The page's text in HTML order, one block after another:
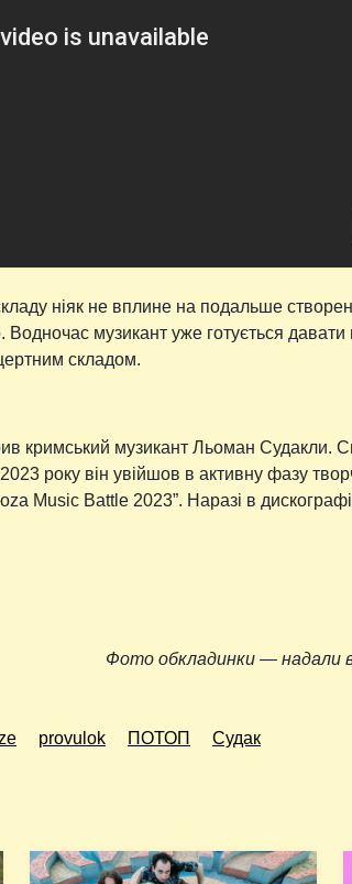
ніяк не вплине на подальше
Водночас музикант уже готується давати
складом.
кримський музикант Льоман Судакли.
року він увійшов в активну фазу
Music Battle 2023”. Наразі в
Фото обкладинки — надали
provulok ПОТОП Судак